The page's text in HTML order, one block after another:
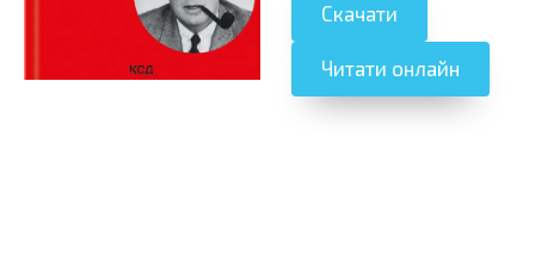
Скачати
Читати онлайн